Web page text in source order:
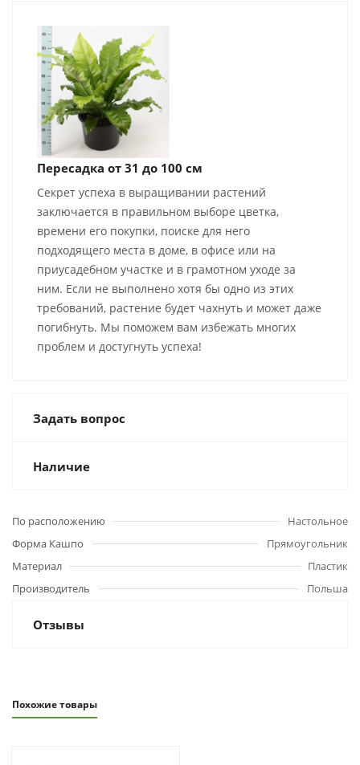
Пересадка от 31 до 100 см
Секрет успеха в выращивании растений
заключается в правильном выборе цветка,
времени его покупки, поиске для него
подходящего места в доме, в офисе или на
приусадебном участке и в грамотном уходе за
ним. Если не выполнено хотя бы одно из этих
требований, растение будет чахнуть и может даже
погибнуть. Мы поможем вам избежать многих
проблем и достугнуть успеха!
Задать вопрос
Наличие
По расположению
Настольное
Форма Кашпо
Прямоугольник
Материал
Пластик
Производитель
Польша
Отзывы
Похожие товары